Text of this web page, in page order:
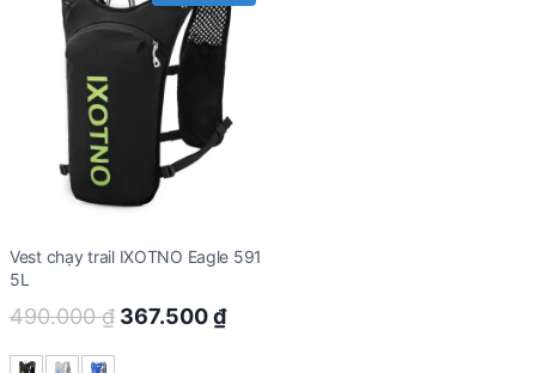
Vest chạy trail IXOTNO Eagle 591
5L
490.000₫ Original
367.500₫Current